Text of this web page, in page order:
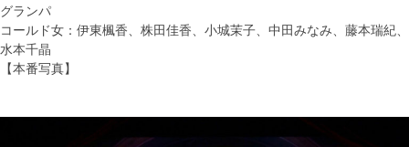
グランパ
コールド女：伊東楓香、株田佳香、小城茉子、中田みなみ、藤本瑞紀、
水本千晶
【本番写真】